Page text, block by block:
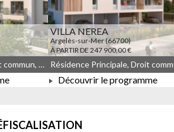
€
Résidence Principale, Droit commun, Meublé non géré, JEANBRUN, LLI, LLI_JEANBRUN
VILLA NEREA
Argelès-sur-Mer (66700)
À PARTIR DE 247 900,00 €
À PARTIR DE 247 900,00 €
Découvrir le programme